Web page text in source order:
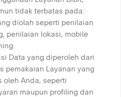
tidak terbatas pada:
diolah seperti penilaian
penilaian lokasi, mobile
Data yang diperoleh dari
pemakaian Layanan yang
oleh Anda, seperti
maupun profiling dan